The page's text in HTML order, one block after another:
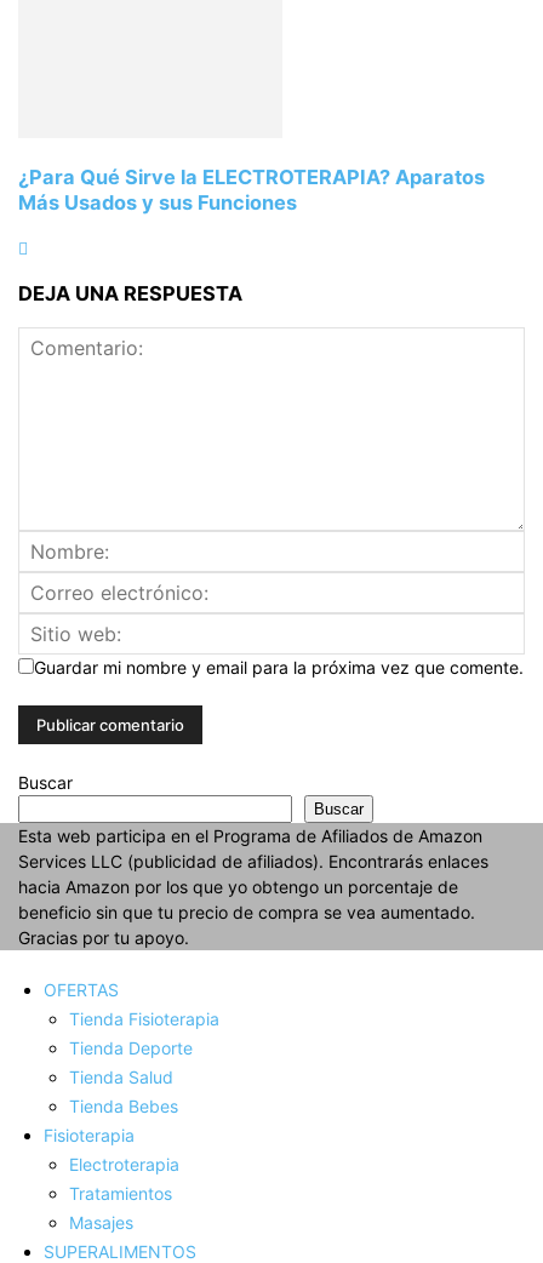
¿Para Qué Sirve la ELECTROTERAPIA? Aparatos
Más Usados y sus Funciones
DEJA UNA RESPUESTA
Guardar mi nombre y email para la próxima vez que comente.
Buscar
Buscar
Esta web participa en el Programa de Afiliados de Amazon
Services LLC (publicidad de afiliados). Encontrarás enlaces
hacia Amazon por los que yo obtengo un porcentaje de
beneficio sin que tu precio de compra se vea aumentado.
Gracias por tu apoyo.
OFERTAS
Tienda Fisioterapia
Tienda Deporte
Tienda Salud
Tienda Bebes
Fisioterapia
Electroterapia
Tratamientos
Masajes
SUPERALIMENTOS